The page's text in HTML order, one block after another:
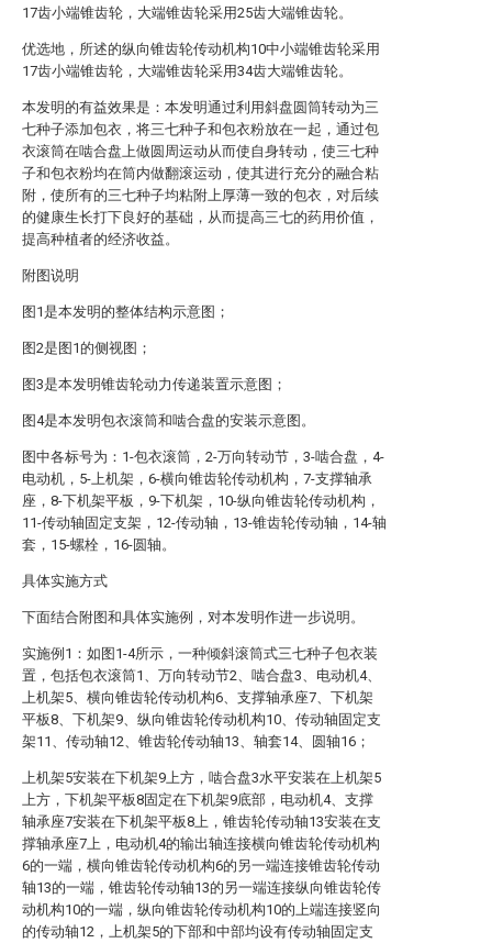
17齿小端锥齿轮，大端锥齿轮采用25齿大端锥齿轮。
优选地，所述的纵向锥齿轮传动机构10中小端锥齿轮采用
17齿小端锥齿轮，大端锥齿轮采用34齿大端锥齿轮。
本发明的有益效果是：本发明通过利用斜盘圆筒转动为三
七种子添加包衣，将三七种子和包衣粉放在一起，通过包
衣滚筒在啮合盘上做圆周运动从而使自身转动，使三七种
子和包衣粉均在筒内做翻滚运动，使其进行充分的融合粘
附，使所有的三七种子均粘附上厚薄一致的包衣，对后续
的健康生长打下良好的基础，从而提高三七的药用价值，
提高种植者的经济收益。
附图说明
图1是本发明的整体结构示意图；
图2是图1的侧视图；
图3是本发明锥齿轮动力传递装置示意图；
图4是本发明包衣滚筒和啮合盘的安装示意图。
图中各标号为：1-包衣滚筒，2-万向转动节，3-啮合盘，4-
电动机，5-上机架，6-横向锥齿轮传动机构，7-支撑轴承
座，8-下机架平板，9-下机架，10-纵向锥齿轮传动机构，
11-传动轴固定支架，12-传动轴，13-锥齿轮传动轴，14-轴
套，15-螺栓，16-圆轴。
具体实施方式
下面结合附图和具体实施例，对本发明作进一步说明。
实施例1：如图1-4所示，一种倾斜滚筒式三七种子包衣装
置，包括包衣滚筒1、万向转动节2、啮合盘3、电动机4、
上机架5、横向锥齿轮传动机构6、支撑轴承座7、下机架
平板8、下机架9、纵向锥齿轮传动机构10、传动轴固定支
架11、传动轴12、锥齿轮传动轴13、轴套14、圆轴16；
上机架5安装在下机架9上方，啮合盘3水平安装在上机架5
上方，下机架平板8固定在下机架9底部，电动机4、支撑
轴承座7安装在下机架平板8上，锥齿轮传动轴13安装在支
撑轴承座7上，电动机4的输出轴连接横向锥齿轮传动机构
6的一端，横向锥齿轮传动机构6的另一端连接锥齿轮传动
轴13的一端，锥齿轮传动轴13的另一端连接纵向锥齿轮传
动机构10的一端，纵向锥齿轮传动机构10的上端连接竖向
的传动轴12，上机架5的下部和中部均设有传动轴固定支